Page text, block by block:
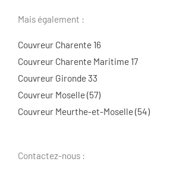
Mais également :
Couvreur Charente 16
Couvreur Charente Maritime 17
Couvreur Gironde 33
Couvreur Moselle (57)
Couvreur Meurthe-et-Moselle (54)
Contactez-nous :